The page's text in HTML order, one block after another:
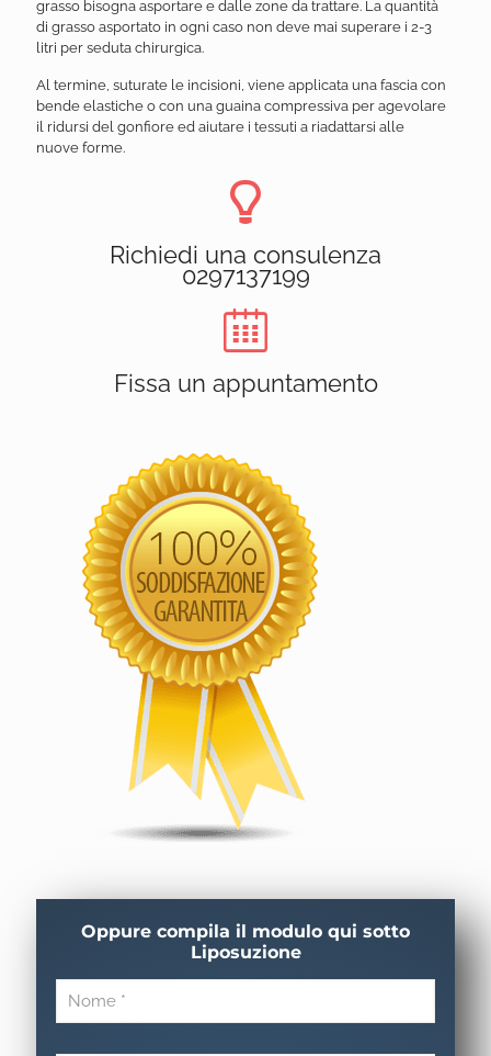
grasso bisogna asportare e dalle zone da trattare. La quantità
di grasso asportato in ogni caso non deve mai superare i 2-3
litri per seduta chirurgica.
Al termine, suturate le incisioni, viene applicata una fascia con
bende elastiche o con una guaina compressiva per agevolare
il ridursi del gonfiore ed aiutare i tessuti a riadattarsi alle
nuove forme.
Richiedi una consulenza
0297137199
Fissa un appuntamento
Oppure compila il modulo qui sotto
Liposuzione